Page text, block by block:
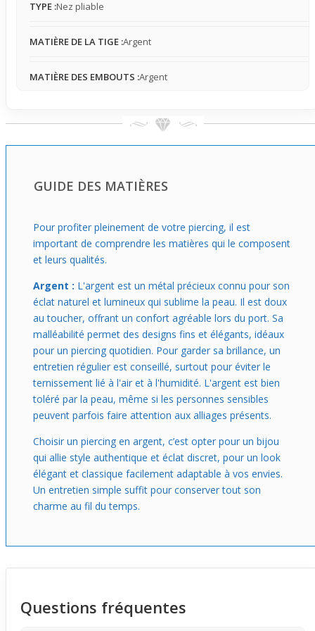
gestes brusques.
Ce bijou s’adresse à celles et ceux qui souhaitent faire
une déclaration de style claire et moderne, sans perdre
permet un port régulier au quotidien, ajoutant une touche
sans basculer dans l’excès, dans une atmosphère jeune
et libre.
TYPE :Nez pliable
MATIÈRE DE LA TIGE :Argent
MATIÈRE DES EMBOUTS :Argent
GUIDE DES MATIÈRES
Pour profiter pleinement de votre piercing, il est
important de comprendre les matières qui le composent
et leurs qualités.
Argent : L'argent est un métal précieux connu pour son
éclat naturel et lumineux qui sublime la peau. Il est doux
au toucher, offrant un confort agréable lors du port. Sa
malléabilité permet des designs fins et élégants, idéaux
pour un piercing quotidien. Pour garder sa brillance, un
entretien régulier est conseillé, surtout pour éviter le
ternissement lié à l'air et à l'humidité. L'argent est bien
toléré par la peau, même si les personnes sensibles
peuvent parfois faire attention aux alliages présents.
Choisir un piercing en argent, c’est opter pour un bijou
qui allie style authentique et éclat discret, pour un look
élégant et classique facilement adaptable à vos envies.
Un entretien simple suffit pour conserver tout son
charme au fil du temps.
Questions fréquentes